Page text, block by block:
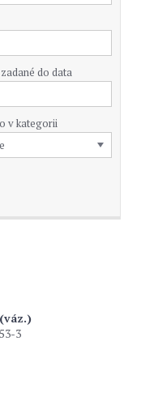
do data
v kategorii
3